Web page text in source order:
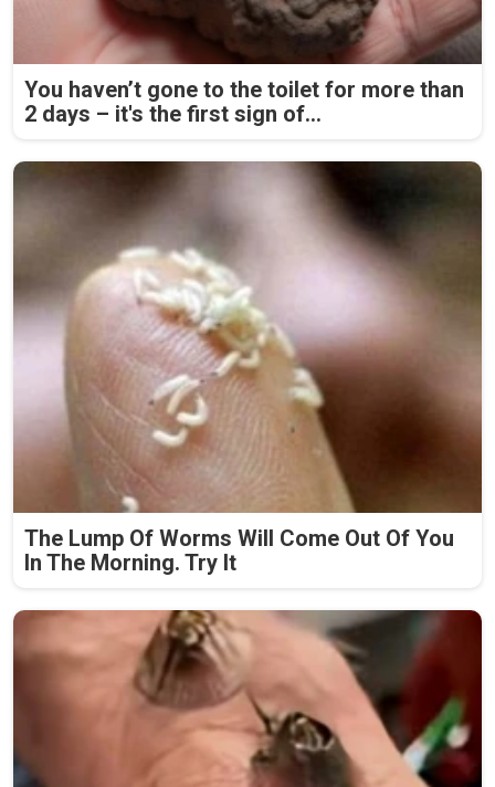
You haven’t gone to the toilet for more than
2 days – it's the first sign of...
The Lump Of Worms Will Come Out Of You
In The Morning. Try It